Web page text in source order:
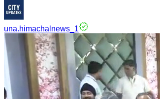
una.himachalnews_1